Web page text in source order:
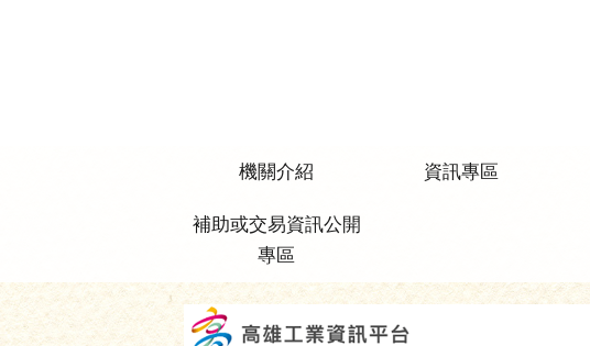
機關介紹 資訊專區
補助或交易資訊公開
專區